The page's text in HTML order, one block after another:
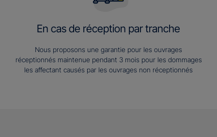
En cas de réception par tranche
Nous proposons une garantie pour les ouvrages
réceptionnés maintenue pendant 3 mois pour les dommages
les affectant causés par les ouvrages non réceptionnés